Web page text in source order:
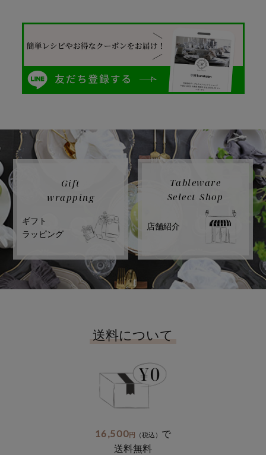
Gift
wrapping
ギフト
ラッピング
Tableware
Select Shop
店舗紹介
送料について
16,500円 （税込） で
送料無料